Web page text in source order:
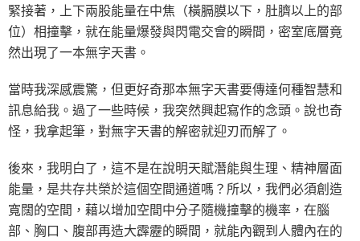
緊接著，上下兩股能量在中焦（橫膈膜以下，肚臍以上的部
位）相撞擊，就在能量爆發與閃電交會的瞬間，密室底層竟
然出現了一本無字天書。
當時我深感震驚，但更好奇那本無字天書要傳達何種智慧和
訊息給我。過了一些時候，我突然興起寫作的念頭。說也奇
怪，我拿起筆，對無字天書的解密就迎刃而解了。
後來，我明白了，這不是在說明天賦潛能與生理、精神層面
能量，是共存共榮於這個空間通道嗎？所以，我們必須創造
寬闊的空間，藉以增加空間中分子隨機撞擊的機率，在腦
部、胸口、腹部再造大霹靂的瞬間，就能內觀到人體內在的